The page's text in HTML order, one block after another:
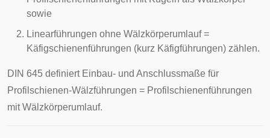
sowie
Linearführungen ohne Wälzkörperumlauf =
Käfigschienenführungen (kurz Käfigführungen) zählen.
DIN 645 definiert Einbau- und Anschlussmaße für
Profilschienen-Wälzführungen = Profilschienenführungen
mit Wälzkörperumlauf.